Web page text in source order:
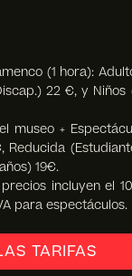
(1 hora):
22 €, y Niños
museo +
Reducida
19€.
incluyen el
para espectáculos.
TARIFAS